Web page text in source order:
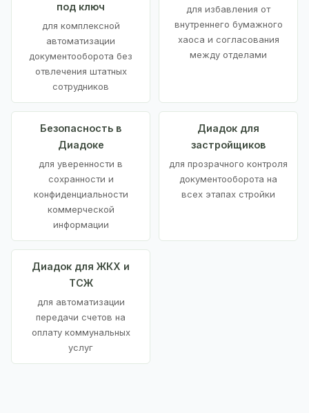
под ключ
для комплексной
автоматизации
документооборота без
отвлечения штатных
сотрудников
для избавления от
внутреннего бумажного
хаоса и согласования
между отделами
Безопасность в
Диадоке
для уверенности в
сохранности и
конфиденциальности
коммерческой
информации
Диадок для
застройщиков
для прозрачного контроля
документооборота на
всех этапах стройки
Диадок для ЖКХ и
ТСЖ
для автоматизации
передачи счетов на
оплату коммунальных
услуг